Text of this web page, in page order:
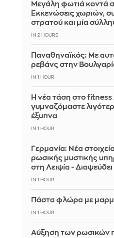
Μεγάλη φωτιά κοντά
Εκκενώσεις χωριών,
στρατού και μία
IN 2 HOURS
Παναθηναϊκός: Με
ρεβάνς στην
IN 1 HOUR
Η νέα τάση στο fitness
γυμναζόμαστε
έξυπνα
IN 1 HOUR
Γερμανία: Νέα
ρωσικής μυστικής
στη Λειψία -
IN 1 HOUR
Πάστα φλώρα με
IN 1 HOUR
Αύξηση των ρωσικών